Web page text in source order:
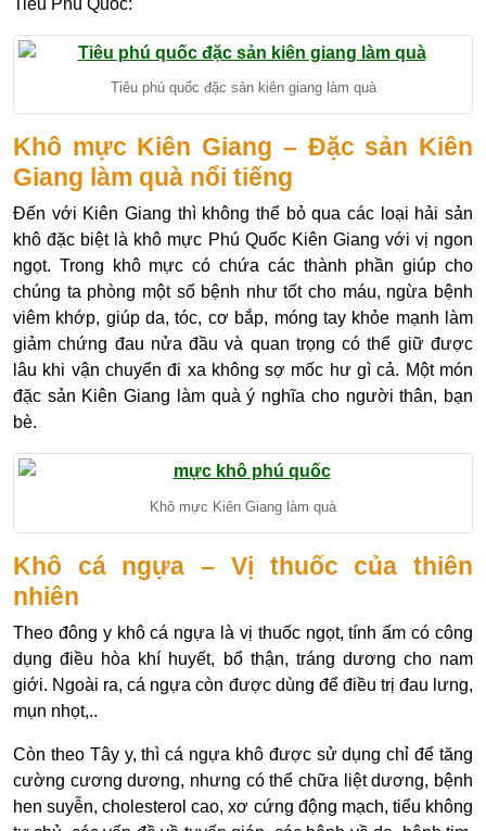
Tiêu phú quốc đặc sản kiên giang làm quà
Khô mực Kiên Giang – Đặc sản Kiên
Giang làm quà nổi tiếng
Đến với Kiên Giang thì không thể bỏ qua các loại hải sản
khô đặc biệt là khô mực Phú Quốc Kiên Giang với vị ngon
ngọt. Trong khô mực có chứa các thành phần giúp cho
chúng ta phòng một số bệnh như tốt cho máu, ngừa bệnh
viêm khớp, giúp da, tóc, cơ bắp, móng tay khỏe mạnh làm
giảm chứng đau nửa đầu và quan trọng có thể giữ được
lâu khi vận chuyển đi xa không sợ mốc hư gì cả. Một món
đặc sản Kiên Giang làm quà ý nghĩa cho người thân, bạn
bè.
Khô mực Kiên Giang làm quà
Khô cá ngựa – Vị thuốc của thiên
nhiên
Theo đông y khô cá ngựa là vị thuốc ngọt, tính ấm có công
dụng điều hòa khí huyết, bổ thận, tráng dương cho nam
giới. Ngoài ra, cá ngựa còn được dùng để điều trị đau lưng,
mụn nhọt,..
Còn theo Tây y, thì cá ngựa khô được sử dụng chỉ để tăng
cường cương dương, nhưng có thể chữa liệt dương, bệnh
hen suyễn, cholesterol cao, xơ cứng động mạch, tiểu không